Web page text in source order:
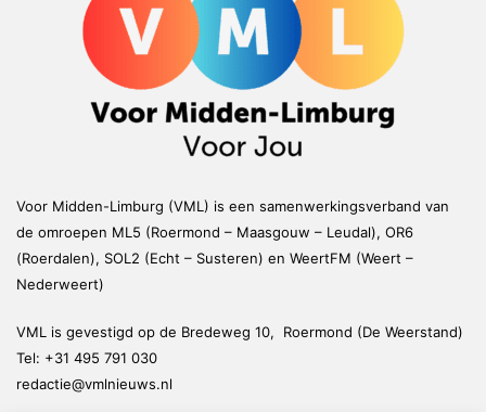
Voor Midden-Limburg (VML) is een samenwerkingsverband van
de omroepen ML5 (Roermond – Maasgouw – Leudal), OR6
(Roerdalen), SOL2 (Echt – Susteren) en WeertFM (Weert –
Nederweert)
VML is gevestigd op de Bredeweg 10, Roermond (De Weerstand)
Tel: +31 495 791 030
redactie@vmlnieuws.nl